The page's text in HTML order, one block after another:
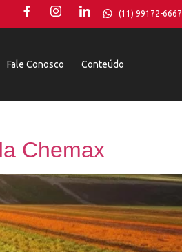
(11) 99172-6667
Fale Conosco Conteúdo
Chemax